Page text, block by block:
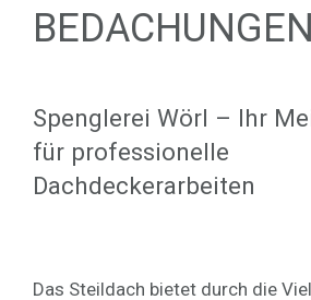
BEDACHUNGEN
Spenglerei Wörl – Ihr
für professionelle
Dachdeckerarbeiten
Das Steildach bietet durch die